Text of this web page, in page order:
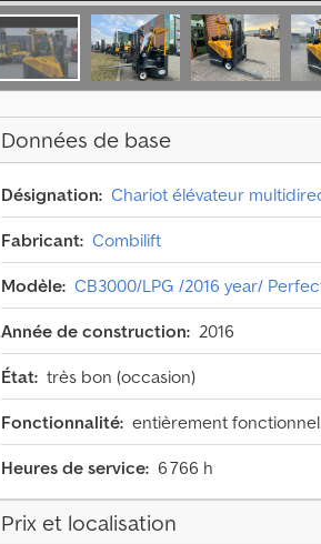
Données de base
Désignation: Chariot élévateur
Fabricant: Combilift
Modèle: CB3000/LPG /2016 year/
Année de construction: 2016
État: très bon (occasion)
Fonctionnalité: entièrement fonctionnel
Heures de service: 6 766 h
Prix et localisation